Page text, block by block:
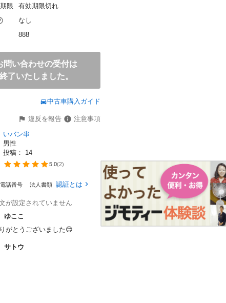
限
有効期限切れ
なし
888
問い合わせの受付は
終了いたしました。
中古車購入ガイド
違反を報告
注意事項
いバン串
男性
投稿： 14
5.0(2)
電話番号 法人書類 認証とは
が設定されていません
ゆここ
がとうございました😊
サトウ